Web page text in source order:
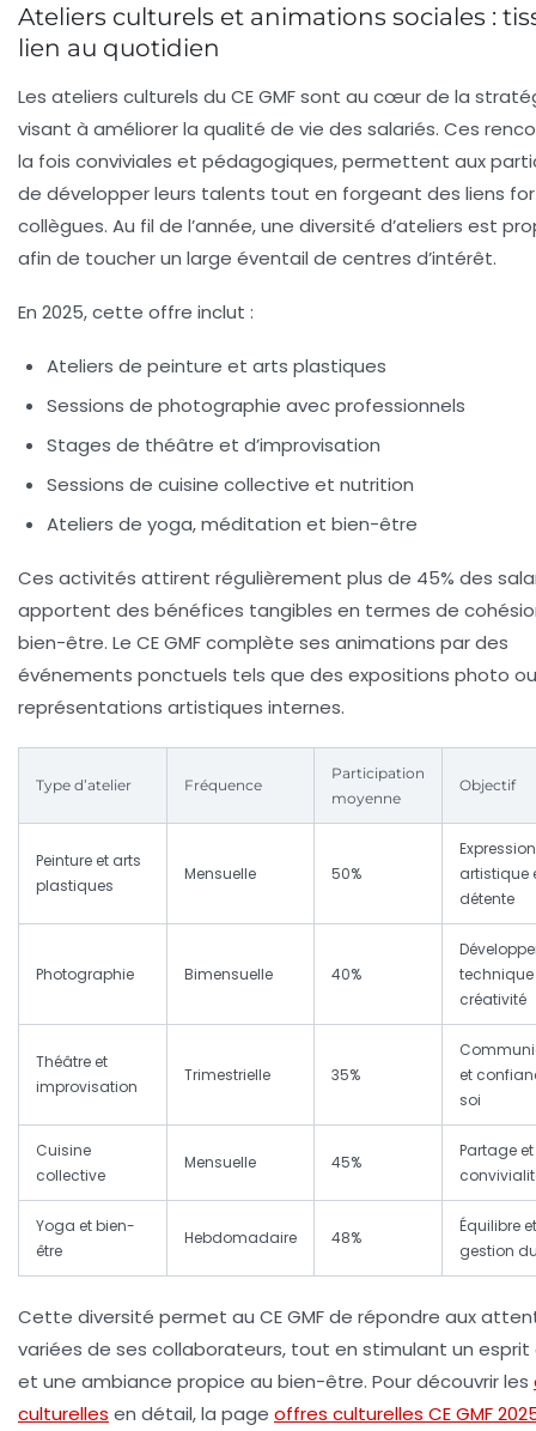
Ateliers culturels et animations sociales :
lien au quotidien
Les ateliers culturels du CE GMF sont au cœur de la
visant à améliorer la qualité de vie des salariés. Ces
la fois conviviales et pédagogiques, permettent aux
de développer leurs talents tout en forgeant des liens
collègues. Au fil de l’année, une diversité d’ateliers est
afin de toucher un large éventail de centres d’intérêt.
En 2025, cette offre inclut :
Ateliers de peinture et arts plastiques
Sessions de photographie avec professionnels
Stages de théâtre et d’improvisation
Sessions de cuisine collective et nutrition
Ateliers de yoga, méditation et bien-être
Ces activités attirent régulièrement plus de 45% des
apportent des bénéfices tangibles en termes de
bien-être. Le CE GMF complète ses animations par des
événements ponctuels tels que des expositions photo
représentations artistiques internes.
Type d’atelier Fréquence
Participation
moyenne
Objectif
Peinture et arts
plastiques
Mensuelle 50%
Expression
artistique
détente
Photographie Bimensuelle 40%
technique
créativité
Théâtre et
improvisation
Trimestrielle 35%
et
soi
Cuisine
collective
Mensuelle 45%
Partage et
Yoga et bien-
être
Hebdomadaire 48%
Équilibre et
gestion
Cette diversité permet au CE GMF de répondre aux
variées de ses collaborateurs, tout en stimulant un esprit
et une ambiance propice au bien-être. Pour découvrir les
culturelles en détail, la page offres culturelles CE GMF